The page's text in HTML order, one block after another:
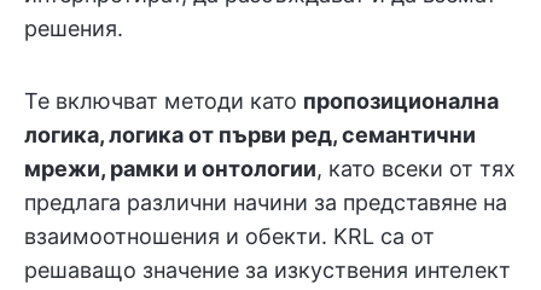
решения.
Те включват методи като пропозиционална
логика, логика от първи ред, семантични
мрежи, рамки и онтологии, като всеки от тях
предлага различни начини за представяне на
взаимоотношения и обекти. KRL са от
решаващо значение за изкуствения интелект